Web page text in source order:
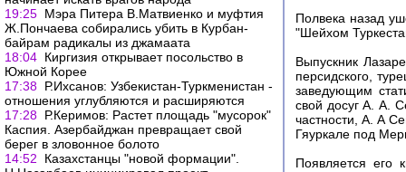
19:25 Мэра Питера В.Матвиенко и муфтия
Ж.Пончаева собирались убить в Курбан-
байрам радикалы из джамаата
18:04 Киргизия открывает посольство в
Южной Корее
17:38 Р.Ихсанов: Узбекистан-Туркменистан -
отношения углубляются и расширяются
17:28 Р.Керимов: Растет площадь "мусорок"
Каспия. Азербайджан превращает свой
берег в зловонное болото
14:52
Казахстанцы "новой формации".
Полвека назад
"Шейхом
Выпускник
персидского,
заведующим
свой досуг А. А.
частности, А. А
Гяуркале под
Появляется его